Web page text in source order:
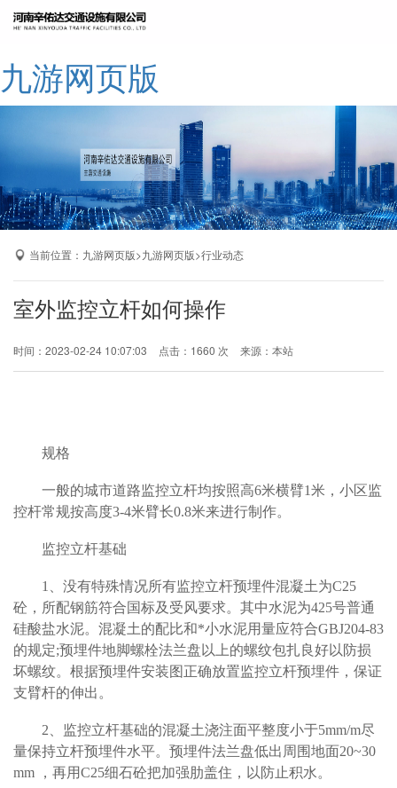
九游网页版网站九游网页版
公司简介
九游网页版
产品展示
成功案例
当前位置： 九游网页版>九游网页版>行业动态
室外监控立杆如何操作
时间：2023-02-24 10:07:03 点击：1660 次 来源：本站
规格
一般的城市道路监控立杆均按照高6米横臂1米，小区监
控杆常规按高度3-4米臂长0.8米来进行制作。
监控立杆基础
1
、没有特殊情况所有监控立杆预埋件混凝土为C25
砼，所配钢筋符合国标及受风要求。其中水泥为425号普通
硅酸盐水泥。混凝土的配比和*小水泥用量应符合GBJ204-83
的规定;预埋件地脚螺栓法兰盘以上的螺纹包扎良好以防损
坏螺纹。根据预埋件安装图正确放置监控立杆预埋件，保证
支臂杆的伸出。
2 、监控立杆基础的混凝土浇注面平整度小于5mm/m尽
量保持立杆预埋件水平。预埋件法兰盘低出周围地面20~30
mm ，再用C25细石砼把加强肋盖住，以防止积水。